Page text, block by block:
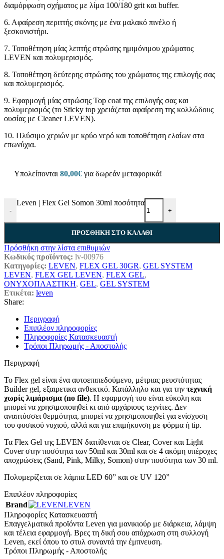
διαμόρφωση σχήματος με λίμα 100/180 grit και buffer.
6. Αφαίρεση περιττής σκόνης με ένα μαλακό πινέλο ή
ξεσκονιστήρι.
7. Τοποθέτηση μίας λεπτής στρώσης ημιμόνιμου χρώματος
LEVEN και πολυμερισμός.
8. Τοποθέτηση δεύτερης στρώσης του χρώματος της επιλογής σας
και πολυμερισμός.
9. Εφαρμογή μίας στρώσης Top coat της επιλογής σας και
πολυμερισμός (το Sticky top χρειάζεται αφαίρεση της κολλώδους
ουσίας με Cleaner LEVEN).
10. Πλύσιμο χεριών με κρύο νερό και τοποθέτηση ελαίων στα
επωνύχια.
Υπολείπονται 80,00€ για δωρεάν μεταφορικά!
-
Leven | Flex Gel Somon 30ml ποσότητα
+
ΠΡΟΣΘΉΚΗ ΣΤΟ ΚΑΛΆΘΙ
Πρόσθήκη στην λίστα επιθυμιών
Κωδικός προϊόντος: lv-00976
Κατηγορίες: LEVEN, FLEX GEL 30GR, GEL SYSTEM
LEVEN, FLEX GEL LEVEN, FLEX GEL,
ΟΝΥΧΟΠΛΑΣΤΙΚΗ, GEL, GEL SYSTEM
Ετικέτα: leven
Share:
Περιγραφή
Επιπλέον πληροφορίες
Πληροφορίες Κατασκευαστή
Τρόποι Πληρωμής - Αποστολής
Περιγραφή
Το Flex gel είναι ένα αυτοεπιπεδούμενο, μέτριας ρευστότητας
Builder gel, εξαιρετικα ανθεκτκό. Κατάλληλο και για την τεχνική
χωρίς λιμάρισμα (no file). Η εφαρμογή του είναι εύκολη και
μπορεί να χρησιμοποιηθεί κι από αρχάριους τεχνίτες. Δεν
αναπτύσσει θερμότητα, μπορεί να χρησιμοποιηθεί για ενίσχυση
του φυσικού νυχιού, αλλά και για επιμήκυνση με φόρμα ή tip.
Τα Flex Gel της LEVEN διατίθενται σε Clear, Cover και Light
Cover στην ποσότητα των 50ml και 30ml και σε 4 ακόμη υπέροχες
αποχρώσεις (Sand, Pink, Milky, Somon) στην ποσότητα των 30 ml.
Πολυμερίζεται σε λάμπα LED 60” και σε UV 120”
Επιπλέον πληροφορίες
Brand
LEVEN
Πληροφορίες Κατασκευαστή
Επαγγελματικά προϊόντα Leven για μανικιούρ με διάρκεια, λάμψη
και τέλεια εφαρμογή. Βρες τη δική σου απόχρωση στη συλλογή
Leven, εκεί όπου το στυλ συναντά την έμπνευση.
Τρόποι Πληρωμής - Αποστολής